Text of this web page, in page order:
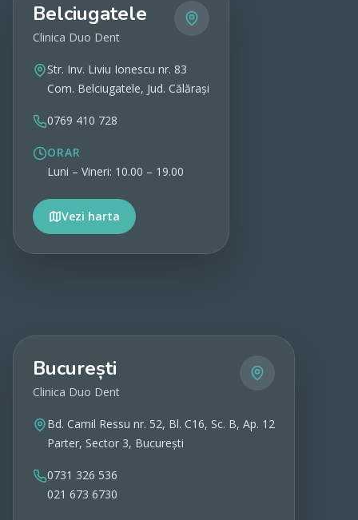
Belciugatele
Clinica Duo Dent
Str. Inv. Liviu Ionescu nr. 83
Com. Belciugatele, Jud. Călărași
0769 410 728
ORAR
Luni – Vineri: 10.00 – 19.00
Vezi harta
Vezi detalii
București
Clinica Duo Dent
Bd. Camil Ressu nr. 52, Bl. C16, Sc. B, Ap. 12
Parter, Sector 3, București
0731 326 536
021 673 6730